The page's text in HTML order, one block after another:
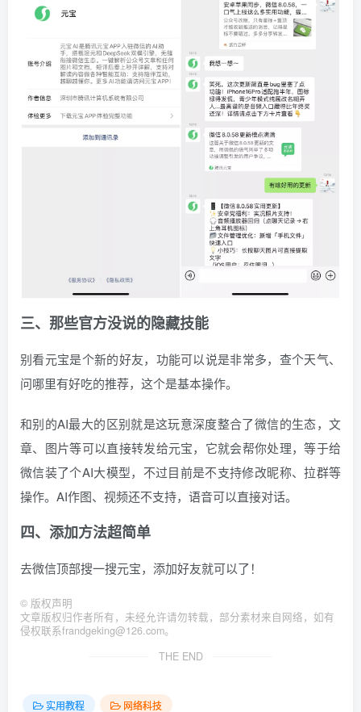
三、那些官方没说的隐藏技能
别看元宝是个新的好友，功能可以说是非常多，查个天气、
问哪里有好吃的推荐，这个是基本操作。
和别的AI最大的区别就是这玩意深度整合了微信的生态，文
章、图片等可以直接转发给元宝，它就会帮你处理，等于给
微信装了个AI大模型，不过目前是不支持修改昵称、拉群等
操作。AI作图、视频还不支持，语音可以直接对话。
四、添加方法超简单
去微信顶部搜一搜元宝，添加好友就可以了！
© 版权声明
文章版权归作者所有，未经允许请勿转载，部分素材来自网络，如有
侵权联系frandgeking@126.com。
THE END
实用教程
网络科技